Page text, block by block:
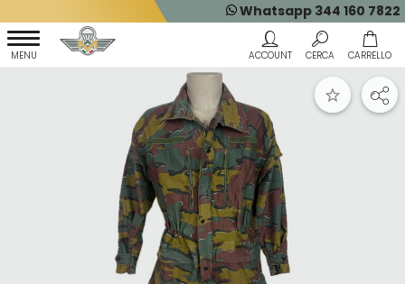
Whatsapp 344 160 7822